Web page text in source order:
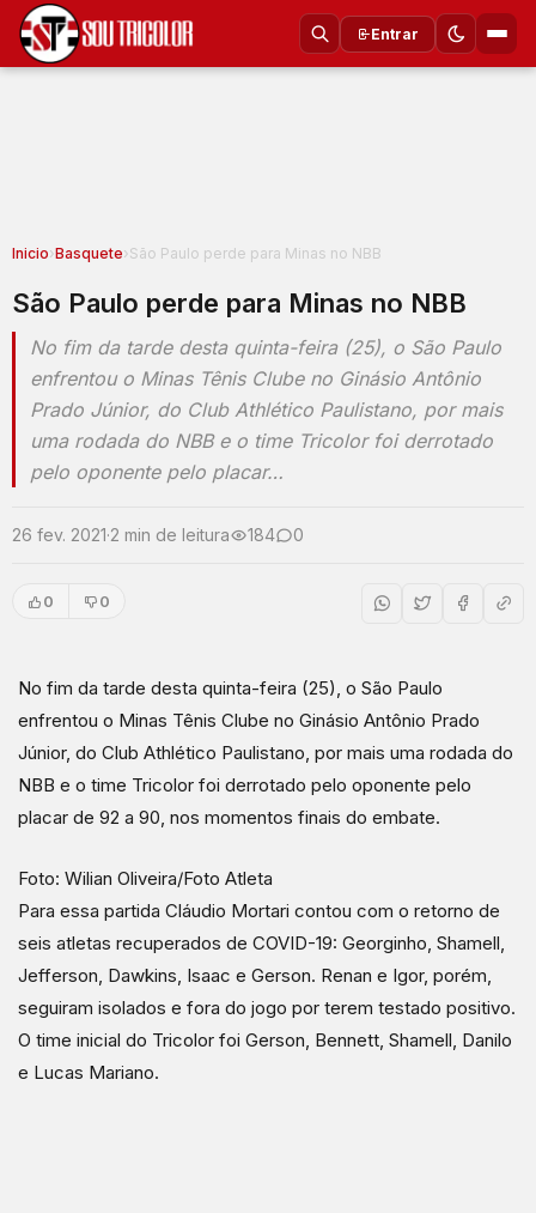
Entrar
Inicio›Basquete›São Paulo perde para Minas no NBB
São Paulo perde para Minas no NBB
No fim da tarde desta quinta-feira (25), o São Paulo
enfrentou o Minas Tênis Clube no Ginásio Antônio
Prado Júnior, do Club Athlético Paulistano, por mais
uma rodada do NBB e o time Tricolor foi derrotado
pelo oponente pelo placar…
26 fev. 2021·2 min de leitura 184 0
0 0
No fim da tarde desta quinta-feira (25), o São Paulo
enfrentou o Minas Tênis Clube no Ginásio Antônio Prado
Júnior, do Club Athlético Paulistano, por mais uma rodada do
NBB e o time Tricolor foi derrotado pelo oponente pelo
placar de 92 a 90, nos momentos finais do embate.
Foto: Wilian Oliveira/Foto Atleta
Para essa partida Cláudio Mortari contou com o retorno de
seis atletas recuperados de COVID-19: Georginho, Shamell,
Jefferson, Dawkins, Isaac e Gerson. Renan e Igor, porém,
seguiram isolados e fora do jogo por terem testado positivo.
O time inicial do Tricolor foi Gerson, Bennett, Shamell, Danilo
e Lucas Mariano.